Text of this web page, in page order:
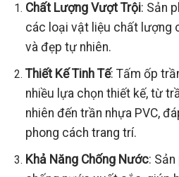
Chất Lượng Vượt Trội: Sản
các loại vật liệu chất lượng
và đẹp tự nhiên.
Thiết Kế Tinh Tế: Tấm ốp
nhiều lựa chọn thiết kế, từ
nhiên đến trần nhựa PVC,
phong cách trang trí.
Khả Năng Chống Nước: Sản